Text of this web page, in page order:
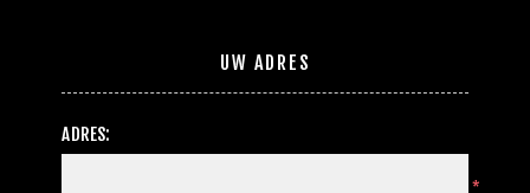
UW ADRES
ADRES:
*